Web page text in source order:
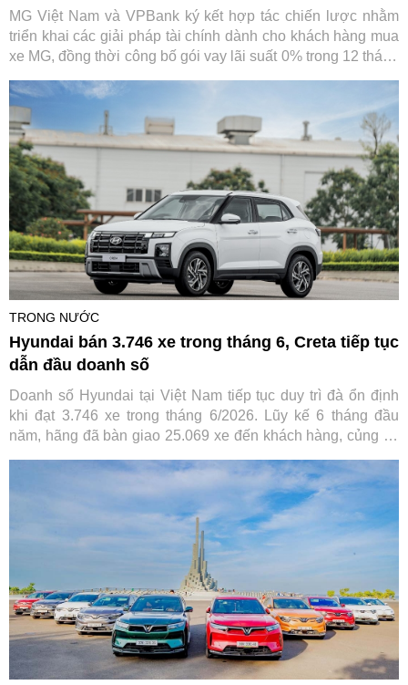
MG Việt Nam và VPBank ký kết hợp tác chiến lược nhằm
triển khai các giải pháp tài chính dành cho khách hàng mua
xe MG, đồng thời công bố gói vay lãi suất 0% trong 12 tháng
vừa đạt cột mốc 40.000 xe lăn bánh tại Việt Nam.
TRONG NƯỚC
Hyundai bán 3.746 xe trong tháng 6, Creta tiếp tục
dẫn đầu doanh số
Doanh số Hyundai tại Việt Nam tiếp tục duy trì đà ổn định
khi đạt 3.746 xe trong tháng 6/2026. Lũy kế 6 tháng đầu
năm, hãng đã bàn giao 25.069 xe đến khách hàng, củng cố